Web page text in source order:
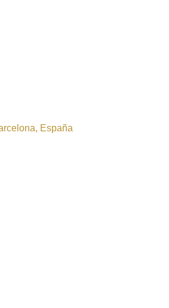
España